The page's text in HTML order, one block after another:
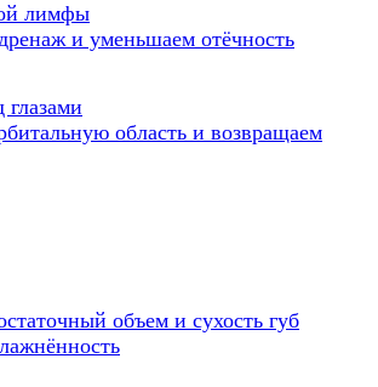
лимфы
и уменьшаем отёчность
область и возвращаем
объем и сухость губ